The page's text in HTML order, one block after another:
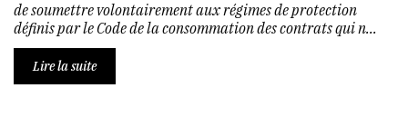
de soumettre volontairement aux régimes de protection
définis par le Code de la consommation des contrats qui n...
Lire la suite